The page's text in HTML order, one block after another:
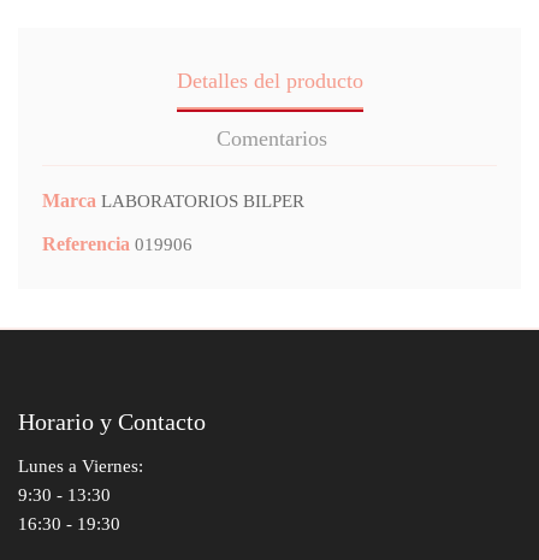
Detalles del producto
Comentarios
Marca LABORATORIOS BILPER
Referencia 019906
Horario y Contacto
Lunes a Viernes:
9:30 - 13:30
16:30 - 19:30